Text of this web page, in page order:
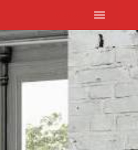
Ouvrir
le
menu